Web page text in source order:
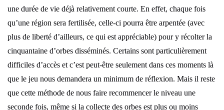
une durée de vie déjà relativement courte. En effet, chaque fois
qu’une région sera fertilisée, celle-ci pourra être arpentée (avec
plus de liberté d’ailleurs, ce qui est appréciable) pour y récolter la
cinquantaine d’orbes disséminés. Certains sont particulièrement
difficiles d’accès et c’est peut-être seulement dans ces moments là
que le jeu nous demandera un minimum de réflexion. Mais il reste
que cette méthode de nous faire recommencer le niveau une
seconde fois, même si la collecte des orbes est plus ou moins